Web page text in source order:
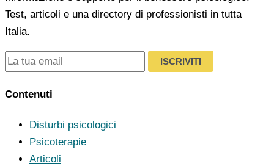
Test, articoli e una directory di professionisti in tutta
Italia.
ISCRIVITI
Contenuti
Disturbi psicologici
Psicoterapie
Articoli